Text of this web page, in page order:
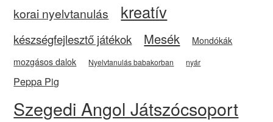
korai nyelvtanulás kreatív
készségfejlesztő játékok Mesék
Mondókák
mozgásos dalok
Nyelvtanulás babakorban nyár
Peppa Pig
Szegedi Angol Játszócsoport